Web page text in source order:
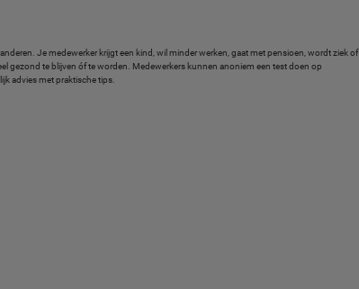
Je medewerker krijgt een kind, wil minder werken, gaat met pensioen, wordt ziek of
gezond te blijven óf te worden. Medewerkers kunnen anoniem een test doen op
advies met praktische tips.